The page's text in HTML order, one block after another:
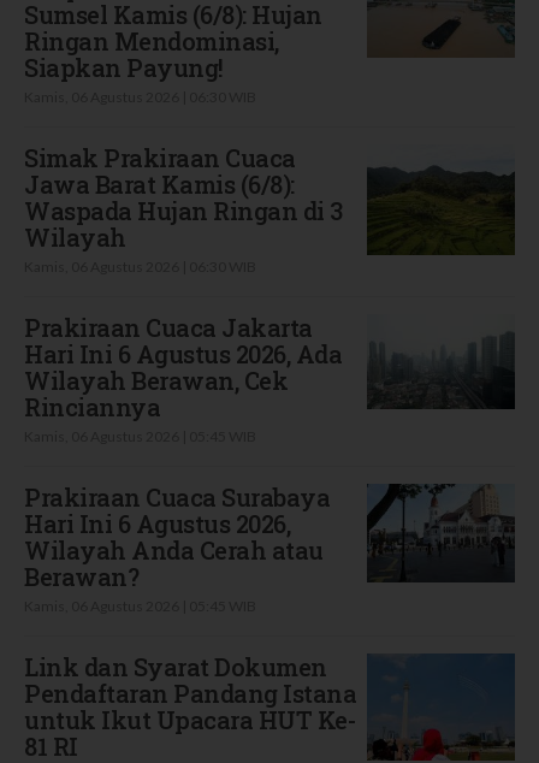
Sumsel Kamis (6/8): Hujan
Ringan Mendominasi,
Siapkan Payung!
Simak Prakiraan Cuaca
Jawa Barat Kamis (6/8):
Waspada Hujan Ringan di 3
Wilayah
Prakiraan Cuaca Jakarta
Hari Ini 6 Agustus 2026, Ada
Wilayah Berawan, Cek
Rinciannya
Prakiraan Cuaca Surabaya
Hari Ini 6 Agustus 2026,
Wilayah Anda Cerah atau
Berawan?
Link dan Syarat Dokumen
Pendaftaran Pandang Istana
untuk Ikut Upacara HUT Ke-
81 RI